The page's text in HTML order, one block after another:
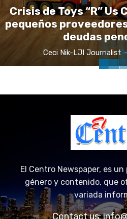
Crisis de Toys “R”
pequeños
deudas
Ceci Nik-LJI Journalist -
El Centro Newspaper, es
género y contenido, que
variada
Contact us: